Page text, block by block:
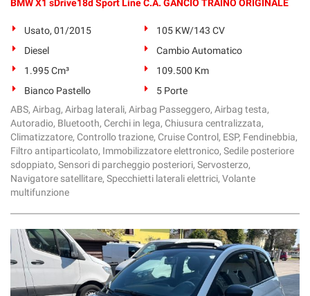
BMW X1 sDrive18d Sport Line C.A. GANCIO TRAINO ORIGINALE
Usato, 01/2015
105 KW/143 CV
Diesel
Cambio Automatico
1.995 Cm³
109.500 Km
Bianco Pastello
5 Porte
ABS, Airbag, Airbag laterali, Airbag Passeggero, Airbag testa,
Autoradio, Bluetooth, Cerchi in lega, Chiusura centralizzata,
Climatizzatore, Controllo trazione, Cruise Control, ESP, Fendinebbia,
Filtro antiparticolato, Immobilizzatore elettronico, Sedile posteriore
sdoppiato, Sensori di parcheggio posteriori, Servosterzo,
Navigatore satellitare, Specchietti laterali elettrici, Volante
multifunzione